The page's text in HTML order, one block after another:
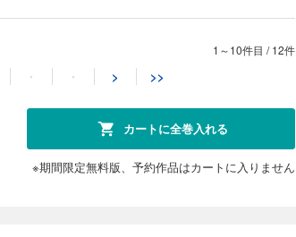
後に出会い、恋に落ち
切りで二人の中は割かれ
カートに入れる
1～10件目 /12件
・ ・ > >>
カートに全巻入れる
※期間限定無料版、予約作品はカートに入りません